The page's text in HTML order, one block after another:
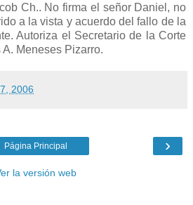
Ch.. No firma el señor Daniel, no
a la vista y acuerdo del fallo de la
Autoriza el Secretario de la Corte
Meneses Pizarro.
2006
›
Página Principal
la versión web